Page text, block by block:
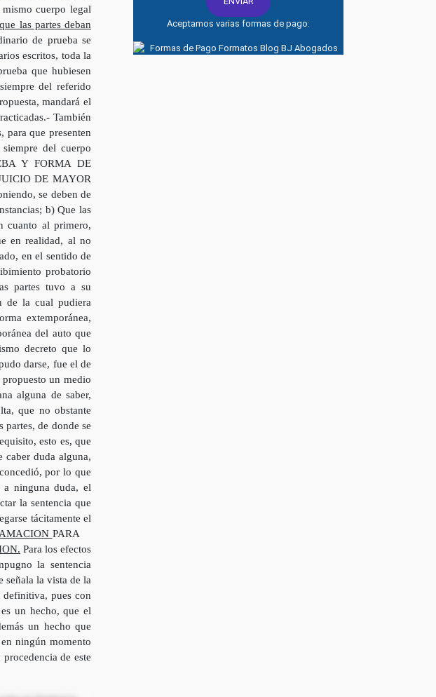
cuerpo legal
las partes deban
de prueba se
escritos, toda la
que hubiesen
del referido
mandará el
También
para que presenten
del cuerpo
Y FORMA DE
DE MAYOR
se deben de
b) Que las
cuanto al primero,
en realidad, al no
en el sentido de
probatorio
partes tuvo a su
de la cual pudiera
extemporánea,
del auto que
decreto que lo
darse, fue el de
un medio
alguna de saber,
que no obstante
de donde se
esto es, que
caber duda alguna,
por lo que
a ninguna duda, el
la sentencia que
tácitamente el
PARA
Para los efectos
la sentencia
señala la vista de la
definitiva, pues con
un hecho, que el
un hecho que
ningún momento
de este
Aceptamos varias formas de pago: